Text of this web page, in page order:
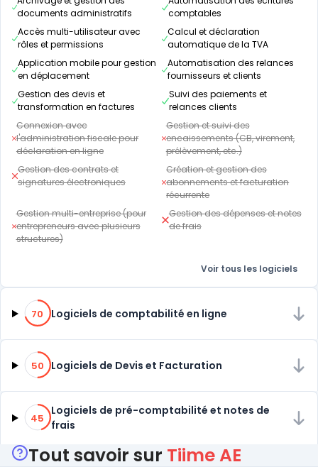
documents administratifs
comptables
Accès multi-utilisateur avec
rôles et permissions
Calcul et déclaration
automatique de la TVA
Application mobile pour gestion
en déplacement
Automatisation des relances
fournisseurs et clients
Gestion des devis et
transformation en factures
Suivi des paiements et
relances clients
Connexion avec
l'administration fiscale pour
déclaration en ligne
Gestion et suivi des
encaissements (CB, virement,
prélèvement, etc.)
Gestion des contrats et
signatures électroniques
Création et gestion des
abonnements et facturation
récurrente
Gestion multi-entreprise (pour
entrepreneurs avec plusieurs
structures)
Gestion des dépenses et notes
de frais
Voir tous les logiciels
70% de compatibilité
70 Logiciels de comptabilité en ligne
50% de compatibilité
50 Logiciels de Devis et Facturation
45% de compatibilité
45
Logiciels de pré-comptabilité et notes de
frais
Tout savoir sur Tiime AE